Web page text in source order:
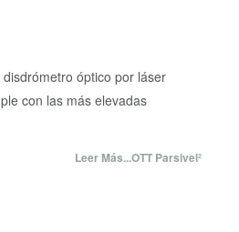
óptico por láser
con las más elevadas
Leer Más...OTT Parsivel²